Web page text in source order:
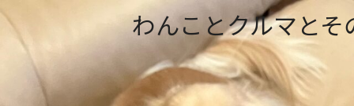
わんことクルマとそ